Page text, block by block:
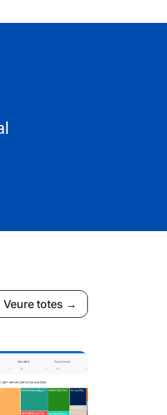
Veure totes →